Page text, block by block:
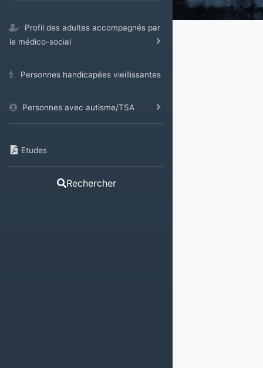
Profil des adultes accompagnés par
le médico-social
Personnes handicapées vieillissantes
Personnes avec autisme/TSA
Etudes
Rechercher